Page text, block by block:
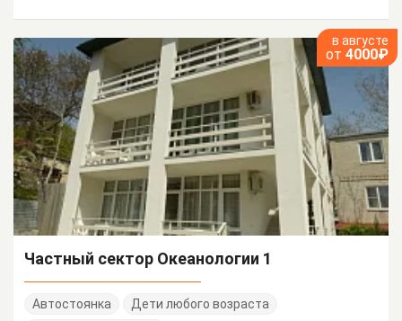
в августе
от 4000₽
Частный сектор Океанологии 1
Автостоянка
Дети любого возраста